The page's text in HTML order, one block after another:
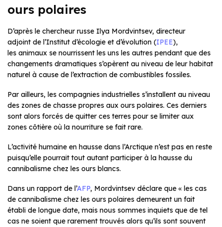
ours polaires
D’après le chercheur russe Ilya Mordvintsev, directeur
adjoint de l’Institut d’écologie et d’évolution (IPEE),
les animaux se nourrissent les uns les autres pendant que des
changements dramatiques s’opèrent au niveau de leur habitat
naturel à cause de l’extraction de combustibles fossiles.
Par ailleurs, les compagnies industrielles s’installent au niveau
des zones de chasse propres aux ours polaires. Ces derniers
sont alors forcés de quitter ces terres pour se limiter aux
zones côtière où la nourriture se fait rare.
L’activité humaine en hausse dans l’Arctique n’est pas en reste
puisqu’elle pourrait tout autant participer à la hausse du
cannibalisme chez les ours blancs.
Dans un rapport de l’AFP, Mordvintsev déclare que « les cas
de cannibalisme chez les ours polaires demeurent un fait
établi de longue date, mais nous sommes inquiets que de tel
cas ne soient que rarement trouvés alors qu’ils sont souvent